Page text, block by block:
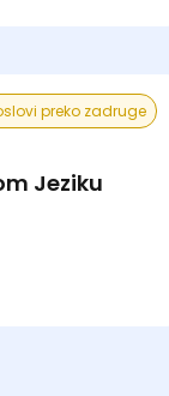
preko zadruge
Jeziku